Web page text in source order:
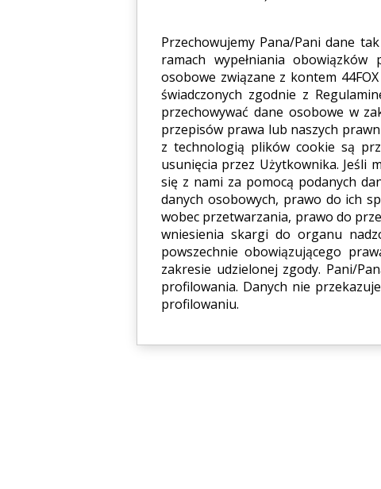
Przechowujemy Pana/Pani dane
ramach wypełniania obowiązków
osobowe związane z kontem
świadczonych zgodnie z
przechowywać dane osobowe w
przepisów prawa lub naszych
z technologią plików cookie są
usunięcia przez Użytkownika. Jeśli
się z nami za pomocą podanych
danych osobowych, prawo do ich
wobec przetwarzania, prawo do
wniesienia skargi do organu
powszechnie obowiązującego
zakresie udzielonej zgody. Pani/
profilowania. Danych nie
profilowaniu.